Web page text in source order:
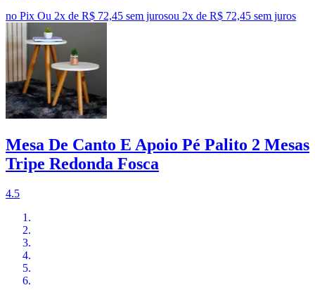
no Pix Ou 2x de R$ 72,45 sem jurosou 2x de R$ 72,45 sem juros
Mesa De Canto E Apoio Pé Palito 2 Mesas
Tripe Redonda Fosca
4.5